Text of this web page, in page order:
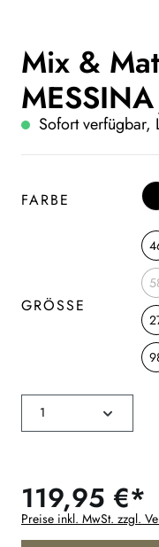
Mix &
MESSINA
Sofort verfügbar,
FARBE
GRÖSSE
119,95 €*
Preise inkl. MwSt. zzgl.